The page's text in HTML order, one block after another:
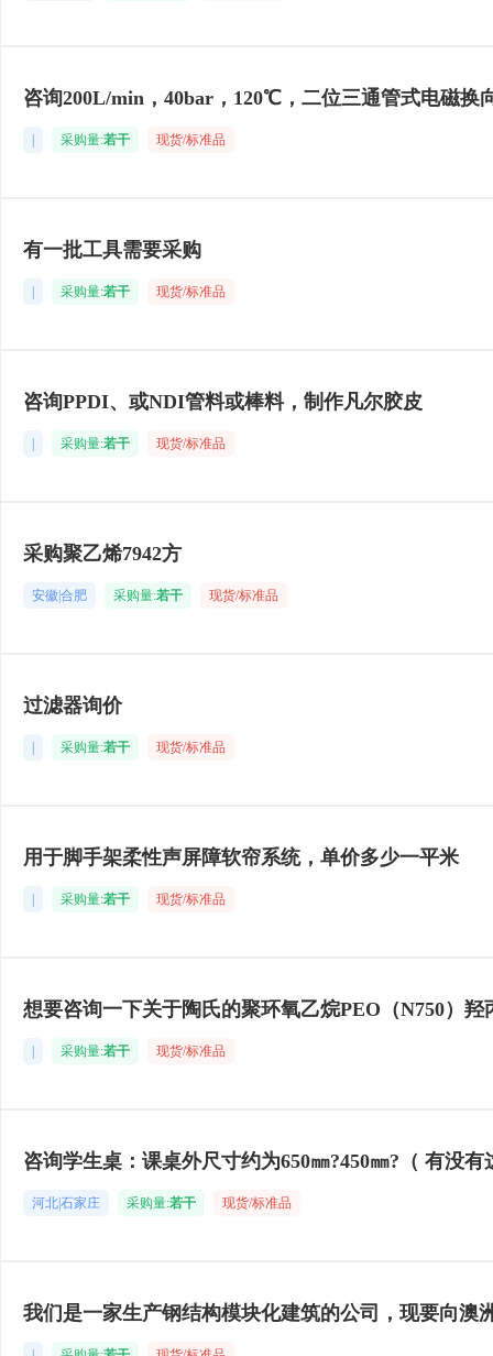
咨询200L/min，40bar，120℃，二位三通管式电磁换
采购量:若干 现货/标准品
有一批工具需要采购
采购量:若干 现货/标准品
咨询PPDI、或NDI管料或棒料，制作凡尔胶皮
采购量:若干 现货/标准品
采购聚乙烯7942方
安徽|合肥 采购量:若干 现货/标准品
过滤器询价
采购量:若干 现货/标准品
用于脚手架柔性声屏障软帘系统，单价多少一平米
采购量:若干 现货/标准品
想要咨询一下关于陶氏的聚环氧乙烷PEO（N750）
采购量:若干 现货/标准品
咨询学生桌：课桌外尺寸约为650㎜?450㎜?（ 有没有
河北|石家庄 采购量:若干 现货/标准品
我们是一家生产钢结构模块化建筑的公司，现要向